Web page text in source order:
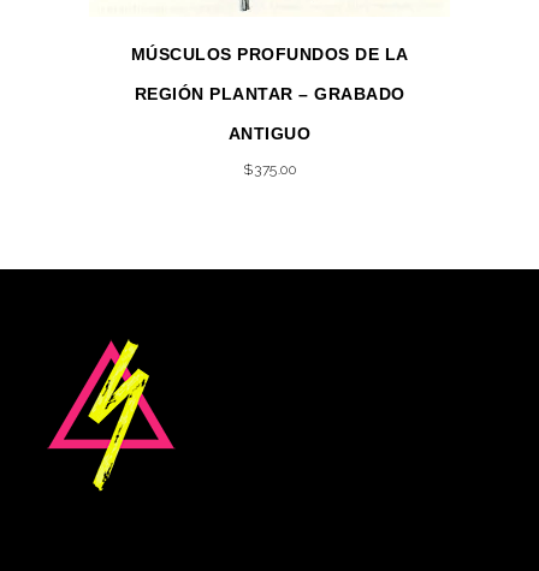
MÚSCULOS PROFUNDOS DE LA
REGIÓN PLANTAR – GRABADO
ANTIGUO
$375.00